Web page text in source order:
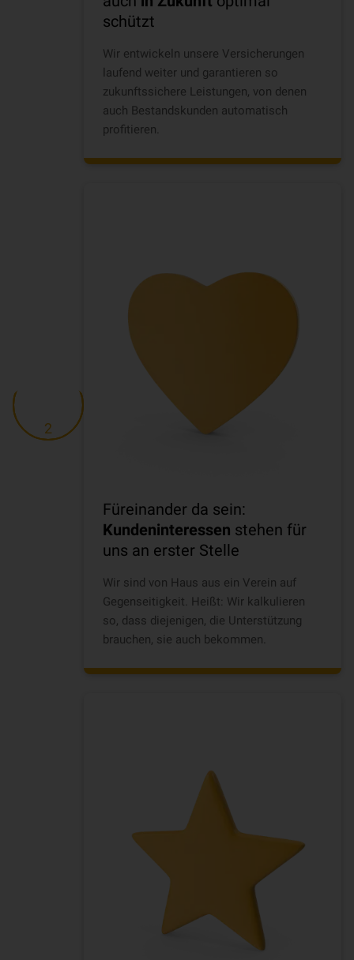
2
schützt
Wir entwickeln unsere Versicherungen
laufend weiter und garantieren so
zukunftssichere Leistungen, von denen
auch Bestandskunden automatisch
profitieren.
Füreinander da sein:
Kundeninteressen stehen für
uns an erster Stelle
Wir sind von Haus aus ein Verein auf
Gegenseitigkeit. Heißt: Wir kalkulieren
so, dass diejenigen, die Unterstützung
brauchen, sie auch bekommen.